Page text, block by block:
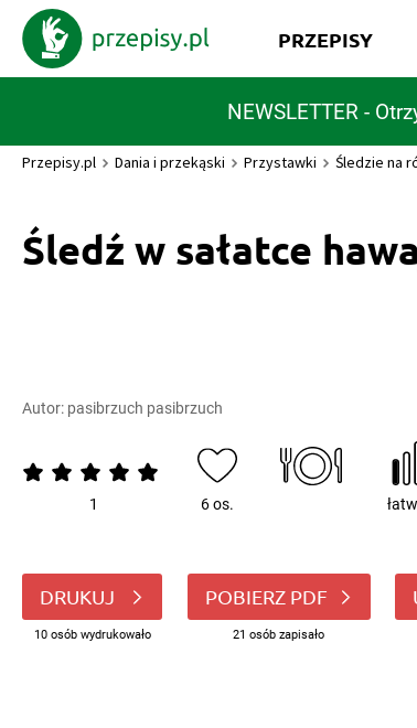
NEWSLETTER -
PRZEPISY
Przepisy.pl Dania i przekąski Przystawki Śledzie na
Śledź w sałatce
Autor: pasibrzuch pasibrzuch
1 6 os.
DRUKUJ
10 osób wydrukowało
POBIERZ PDF
21 osób zapisało